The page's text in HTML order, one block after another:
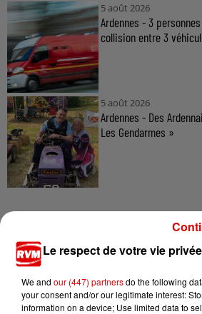
5 août 2026
Ardennes - 3
collision entre 3
5 août 2026
Ardennes - Des
Les Gendarmes »
TITRES DIFFUSÉS
16h37
16h37 16h34
16h34
Le respect de votre vie
We and our (447) partnersdo the following
your consent and/or our legitimate interest:
information on a device; Use limited data to